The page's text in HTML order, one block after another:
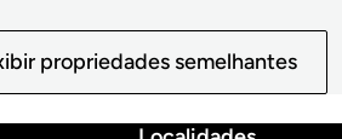
propriedades semelhantes